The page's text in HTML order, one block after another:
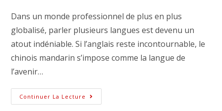
Dans un monde professionnel de plus en plus
globalisé, parler plusieurs langues est devenu un
atout indéniable. Si l’anglais reste incontournable, le
chinois mandarin s’impose comme la langue de
l’avenir…
Continuer La Lecture